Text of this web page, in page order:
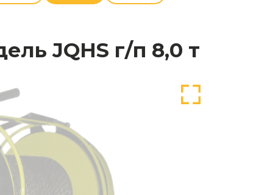
JQHS г/п 8,0 т